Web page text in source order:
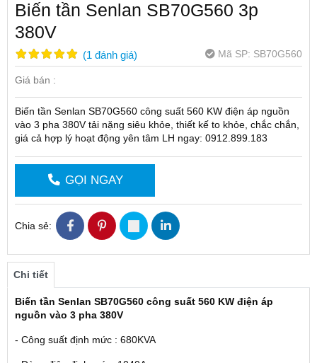
Biến tần Senlan SB70G560 3p
380V
(1 đánh giá) Mã SP: SB70G560
Giá bán :
Biến tần Senlan SB70G560 công suất 560 KW điện áp nguồn
vào 3 pha 380V tải nặng siêu khỏe, thiết kế to khỏe, chắc chắn,
giá cả hợp lý hoạt động yên tâm LH ngay: 0912.899.183
GỌI NGAY
Chia sẻ:
Chi tiết
Biến tần Senlan SB70G560 công suất 560 KW điện áp
nguồn vào 3 pha 380V
- Công suất định mức : 680KVA